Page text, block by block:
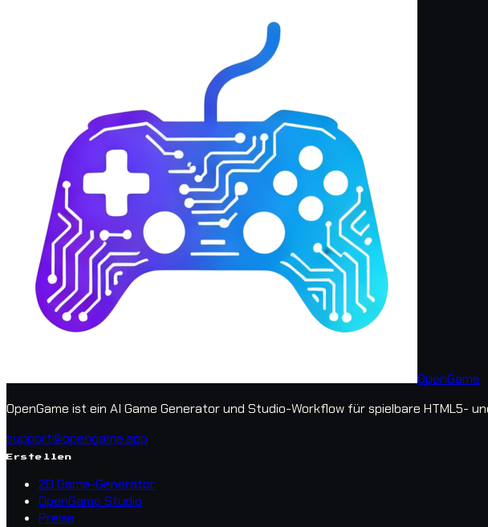
OpenGame
OpenGame ist ein AI Game Generator und Studio-Workflow für spielbare HTML5-
support@opengame.app
Erstellen
2D Game-Generator
OpenGame Studio
Preise